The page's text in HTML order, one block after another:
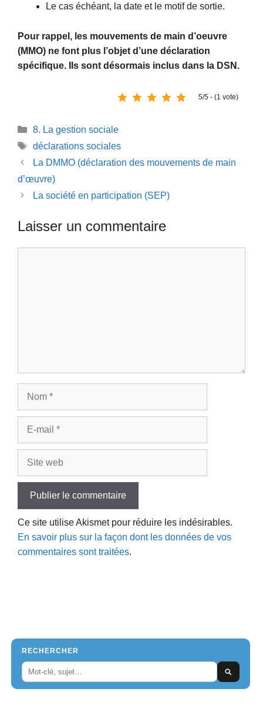
Le cas échéant, la date et le motif de sortie.
Pour rappel, les mouvements de main d’oeuvre
(MMO) ne font plus l’objet d’une déclaration
spécifique. Ils sont désormais inclus dans la DSN.
5/5 - (1 vote)
Catégories
8. La gestion sociale
Étiquettes
déclarations sociales
La DMMO (déclaration des mouvements de main
d’œuvre)
La société en participation (SEP)
Laisser un commentaire
Ce site utilise Akismet pour réduire les indésirables.
En savoir plus sur la façon dont les données de vos
commentaires sont traitées.
RECHERCHER